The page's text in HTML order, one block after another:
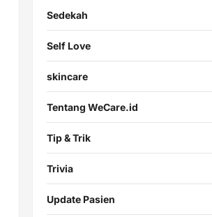
Sedekah
Self Love
skincare
Tentang WeCare.id
Tip & Trik
Trivia
Update Pasien